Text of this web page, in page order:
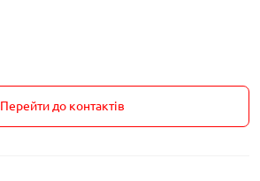
Перейти до контактів